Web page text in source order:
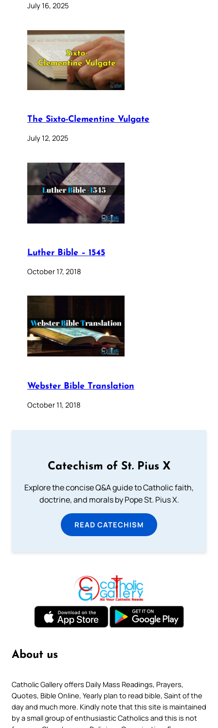
July 16, 2025
The Sixto-Clementine Vulgate
July 12, 2025
Luther Bible – 1545
October 17, 2018
Webster Bible Translation
October 11, 2018
Catechism of St. Pius X
Explore the concise Q&A guide to Catholic faith,
doctrine, and morals by Pope St. Pius X.
READ CATECHISM
About us
Catholic Gallery offers Daily Mass Readings, Prayers,
Quotes, Bible Online, Yearly plan to read bible, Saint of the
day and much more. Kindly note that this site is maintained
by a small group of enthusiastic Catholics and this is not